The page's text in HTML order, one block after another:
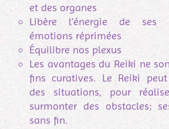
et des organes
Libère l’énergie de ses
émotions réprimées
Équilibre nos plexus
Les avantages du Reiki ne
fins curatives. Le Reiki
des situations, pour
surmonter des obstacles;
sans fin.